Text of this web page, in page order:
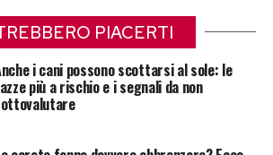
PIACERTI
i cani possono scottarsi al sole: le
più a rischio e i segnali da non